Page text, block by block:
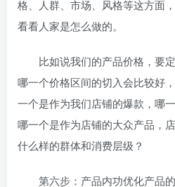
格、人群、市场、风格等这方面
看看人家是怎么做的。
比如说我们的产品价格，要定
哪一个价格区间的切入会比较好
一个是作为我们店铺的爆款，哪
哪一个是作为店铺的大众产品，
什么样的群体和消费层级？
第六步：产品内功优化产品的